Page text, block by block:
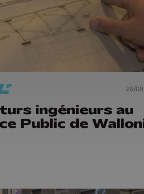
26/
ingénieurs au
Public de